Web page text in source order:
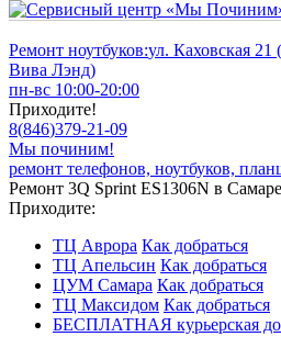
Ремонт ноутбуков:ул. Каховская
Вива Лэнд)
пн-вс 10:00-20:00
Приходите!
8(846)379-21-09
Мы починим!
ремонт телефонов, ноутбуков,
Ремонт 3Q Sprint ES1306N в Самаре
Приходите:
ТЦ Аврора Как добраться
ТЦ Апельсин Как добраться
ЦУМ Самара Как добраться
ТЦ Максидом Как добраться
БЕСПЛАТНАЯ курьерская